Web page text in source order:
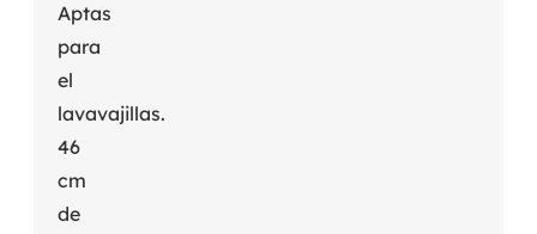
Aptas
para
el
lavavajillas.
46
cm
de